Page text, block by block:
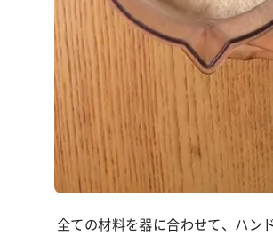
全ての材料を器に合わせて、ハン